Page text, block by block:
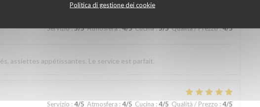
Politica di gestione dei cookie
Servizio:5/5 Atmosfera:4/5 Cucina:5/5 Qualità / Prezzo:4/5
assiettes appétissantes. Le service est parfait.
Servizio : 4/5 Atmosfera : 4/5 Cucina : 4/5 Qualità / Prezzo : 4/5